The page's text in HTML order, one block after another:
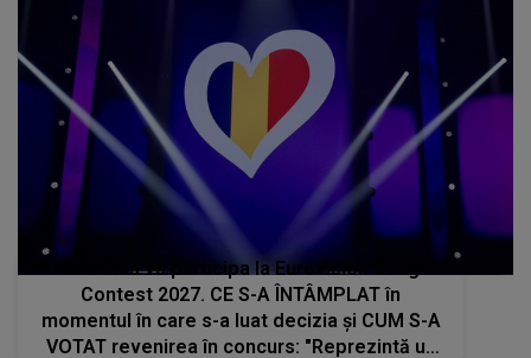
România va participa la Eurovision Song
Contest 2027. CE S-A ÎNTÂMPLAT în
momentul în care s-a luat decizia și CUM S-A
VOTAT revenirea în concurs: "Reprezintă un